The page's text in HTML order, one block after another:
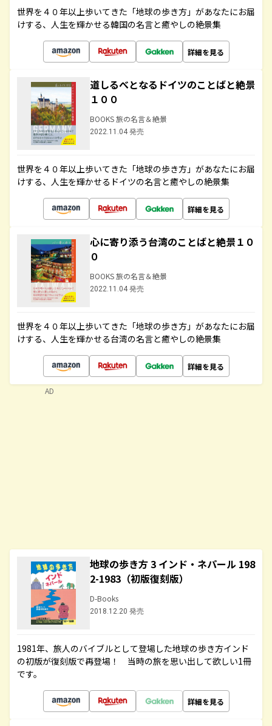
世界を４０年以上歩いてきた「地球の歩き方」があなたにお届
けする、人生を輝かせる韓国の名言と癒やしの絶景集
詳細を見る
道しるべとなるドイツのことばと絶景
１００
BOOKS 旅の名言＆絶景
2022.11.04 発売
世界を４０年以上歩いてきた「地球の歩き方」があなたにお届
けする、人生を輝かせるドイツの名言と癒やしの絶景集
詳細を見る
心に寄り添う台湾のことばと絶景１０
０
BOOKS 旅の名言＆絶景
2022.11.04 発売
世界を４０年以上歩いてきた「地球の歩き方」があなたにお届
けする、人生を輝かせる台湾の名言と癒やしの絶景集
詳細を見る
地球の歩き方 3 インド・ネパール 198
2-1983（初版復刻版）
D-Books
2018.12.20 発売
1981年、旅人のバイブルとして登場した地球の歩き方インド
の初版が復刻版で再登場！ 当時の旅を思い出して欲しい1冊
です。
詳細を見る
AD